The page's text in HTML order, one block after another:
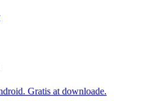
Gratis at downloade.